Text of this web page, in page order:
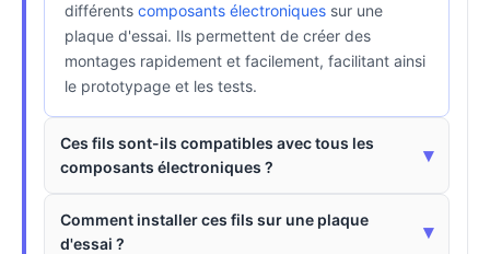
différents composants électroniques sur une
plaque d'essai. Ils permettent de créer des
montages rapidement et facilement, facilitant ainsi
le prototypage et les tests.
Ces fils sont-ils compatibles avec tous les
composants électroniques ?
▾
Comment installer ces fils sur une plaque
d'essai ?
▾